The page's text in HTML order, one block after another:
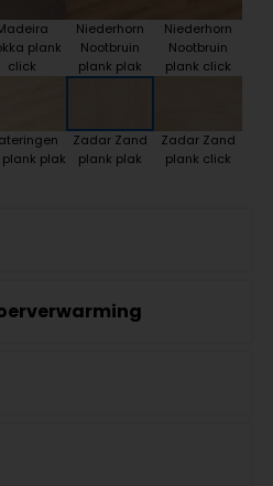
plank
click
Niederhorn
Nootbruin
plank plak
Niederhorn
Nootbruin
plank click
plak
Zadar Zand
plank plak
Zadar Zand
plank click